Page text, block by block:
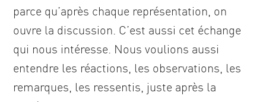
parce qu’après chaque représentation, on
ouvre la discussion. C’est aussi cet échange
qui nous intéresse. Nous voulions aussi
entendre les réactions, les observations, les
remarques, les ressentis, juste après la